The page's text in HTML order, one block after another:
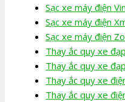
Sạc xe máy điện
Sạc xe máy điện
Sạc xe máy điện
Thay ắc quy xe
Thay ắc quy xe
Thay ắc quy xe
Thay ắc quy xe